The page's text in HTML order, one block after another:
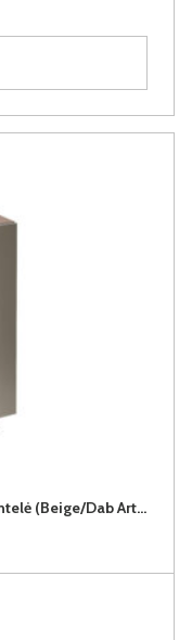
LANGEN BEIGE D30-P/L virtuvės spintelė (Beige/Dab Artisan)